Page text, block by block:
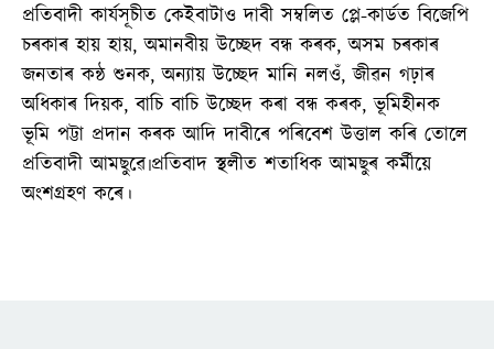
প্ৰতিবাদী কাৰ্যসূচীত কেইবাটাও দাবী সম্বলিত প্লে-কাৰ্ডত বিজেপি
চৰকাৰ হায় হায়, অমানবীয় উচ্ছেদ বন্ধ কৰক, অসম চৰকাৰ
জনতাৰ কন্ঠ শুনক, অন্যায় উচ্ছেদ মানি নলওঁ, জীৱন গঢ়াৰ
অধিকাৰ দিয়ক, বাচি বাচি উচ্ছেদ কৰা বন্ধ কৰক, ভূমিহীনক
ভূমি পট্টা প্ৰদান কৰক আদি দাবীৰে পৰিবেশ উত্তাল কৰি তোলে
প্ৰতিবাদী আমছুৱে৷প্ৰতিবাদ স্থলীত শতাধিক আমছুৰ কৰ্মীয়ে
অংশগ্ৰহণ কৰে।